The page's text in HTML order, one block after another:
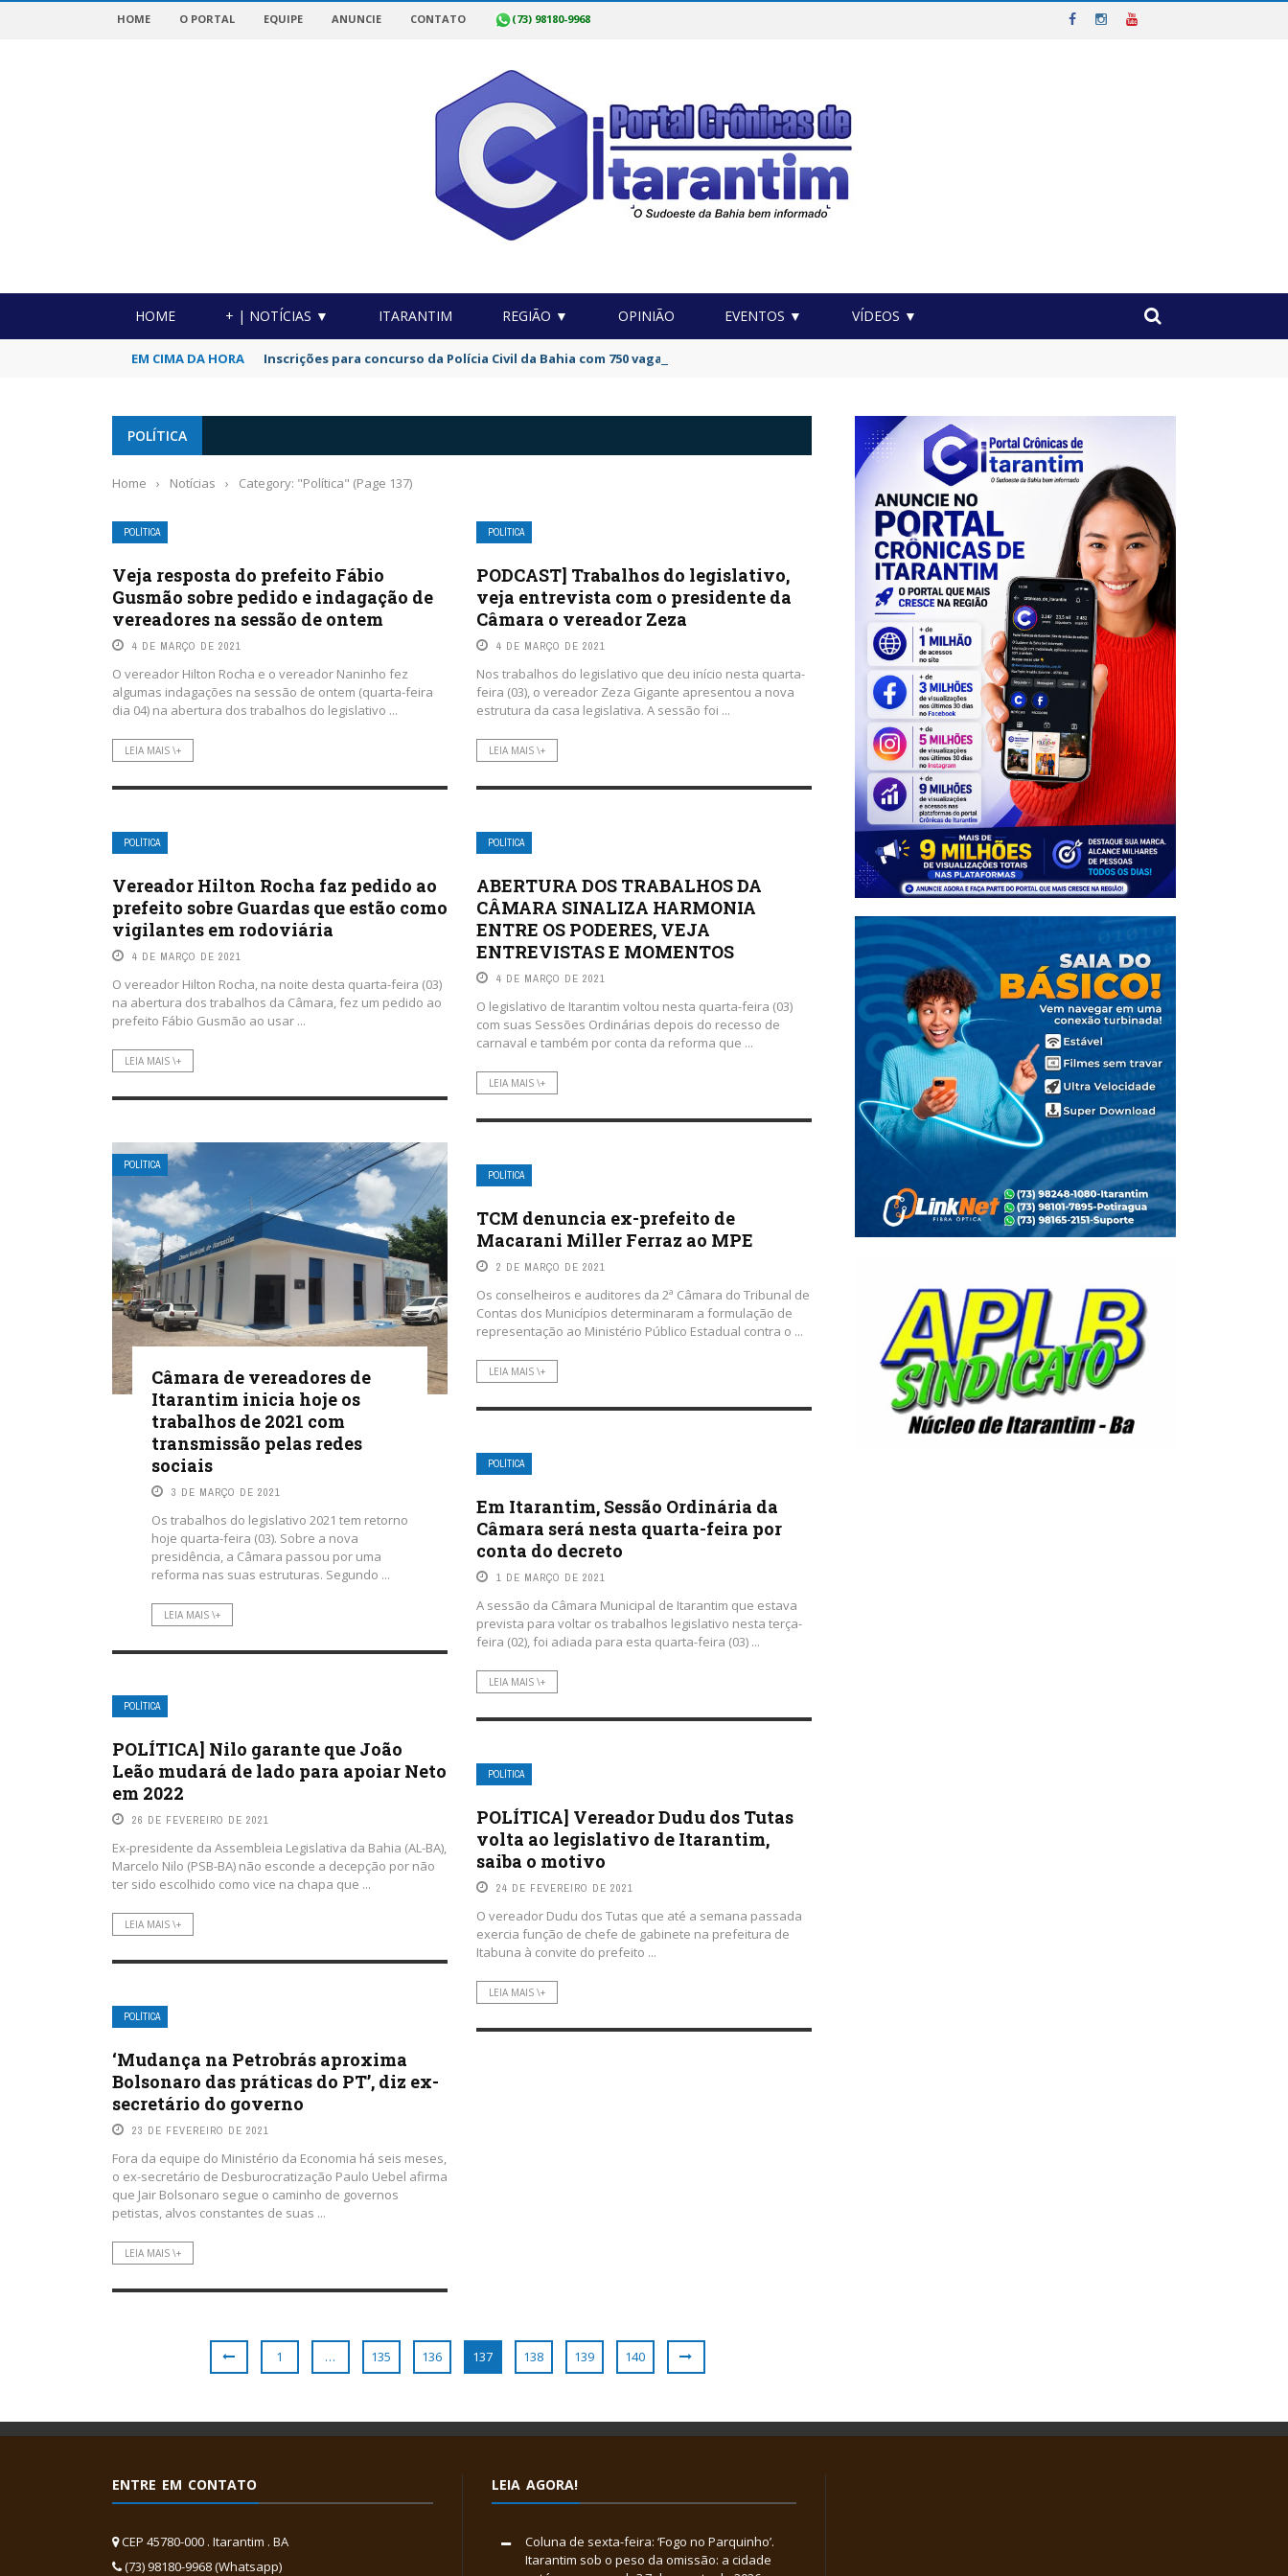
DA REGIÃO!
HOME O PORTAL EQUIPE ANUNCIE CONTATO (73) 98180-9968
HOME + | NOTÍCIAS ▼ ITARANTIM REGIÃO ▼ OPINIÃO EVENTOS ▼ VÍDEOS ▼
EM CIMA DA HORA Inscrições para concurso da Polícia Civil da Bahia com 750 vagas começam nesta sexta-feira
POLÍTICA
Home › Notícias › Category: "Política" (Page 137)
POLÍTICA
Veja resposta do prefeito Fábio
Gusmão sobre pedido e indagação de
vereadores na sessão de ontem
4 DE MARÇO DE 2021
O vereador Hilton Rocha e o vereador Naninho fez
algumas indagações na sessão de ontem (quarta-feira
dia 04) na abertura dos trabalhos do legislativo ...
LEIA MAIS \+
POLÍTICA
PODCAST] Trabalhos do legislativo,
veja entrevista com o presidente da
Câmara o vereador Zeza
4 DE MARÇO DE 2021
Nos trabalhos do legislativo que deu início nesta quarta-
feira (03), o vereador Zeza Gigante apresentou a nova
estrutura da casa legislativa. A sessão foi ...
LEIA MAIS \+
POLÍTICA
Vereador Hilton Rocha faz pedido ao
prefeito sobre Guardas que estão como
vigilantes em rodoviária
4 DE MARÇO DE 2021
O vereador Hilton Rocha, na noite desta quarta-feira (03)
na abertura dos trabalhos da Câmara, fez um pedido ao
prefeito Fábio Gusmão ao usar ...
LEIA MAIS \+
POLÍTICA
ABERTURA DOS TRABALHOS DA
CÂMARA SINALIZA HARMONIA
ENTRE OS PODERES, VEJA
ENTREVISTAS E MOMENTOS
4 DE MARÇO DE 2021
O legislativo de Itarantim voltou nesta quarta-feira (03)
com suas Sessões Ordinárias depois do recesso de
carnaval e também por conta da reforma que ...
LEIA MAIS \+
POLÍTICA
Câmara de vereadores de
Itarantim inicia hoje os
trabalhos de 2021 com
transmissão pelas redes
sociais
3 DE MARÇO DE 2021
Os trabalhos do legislativo 2021 tem retorno
hoje quarta-feira (03). Sobre a nova
presidência, a Câmara passou por uma
reforma nas suas estruturas. Segundo ...
LEIA MAIS \+
POLÍTICA
TCM denuncia ex-prefeito de
Macarani Miller Ferraz ao MPE
2 DE MARÇO DE 2021
Os conselheiros e auditores da 2ª Câmara do Tribunal de
Contas dos Municípios determinaram a formulação de
representação ao Ministério Público Estadual contra o ...
LEIA MAIS \+
POLÍTICA
Em Itarantim, Sessão Ordinária da
Câmara será nesta quarta-feira por
conta do decreto
1 DE MARÇO DE 2021
A sessão da Câmara Municipal de Itarantim que estava
prevista para voltar os trabalhos legislativo nesta terça-
feira (02), foi adiada para esta quarta-feira (03) ...
LEIA MAIS \+
POLÍTICA
POLÍTICA] Nilo garante que João
Leão mudará de lado para apoiar Neto
em 2022
26 DE FEVEREIRO DE 2021
Ex-presidente da Assembleia Legislativa da Bahia (AL-BA),
Marcelo Nilo (PSB-BA) não esconde a decepção por não
ter sido escolhido como vice na chapa que ...
LEIA MAIS \+
POLÍTICA
POLÍTICA] Vereador Dudu dos Tutas
volta ao legislativo de Itarantim,
saiba o motivo
24 DE FEVEREIRO DE 2021
O vereador Dudu dos Tutas que até a semana passada
exercia função de chefe de gabinete na prefeitura de
Itabuna à convite do prefeito ...
LEIA MAIS \+
POLÍTICA
‘Mudança na Petrobrás aproxima
Bolsonaro das práticas do PT’, diz ex-
secretário do governo
23 DE FEVEREIRO DE 2021
Fora da equipe do Ministério da Economia há seis meses,
o ex-secretário de Desburocratização Paulo Uebel afirma
que Jair Bolsonaro segue o caminho de governos
petistas, alvos constantes de suas ...
LEIA MAIS \+
1 … 135 136 137 138 139 140
ENTRE EM CONTATO
CEP 45780-000 . Itarantim . BA
(73) 98180-9968 (Whatsapp)
LEIA AGORA!
Coluna de sexta-feira: ‘Fogo no Parquinho’.
Itarantim sob o peso da omissão: a cidade